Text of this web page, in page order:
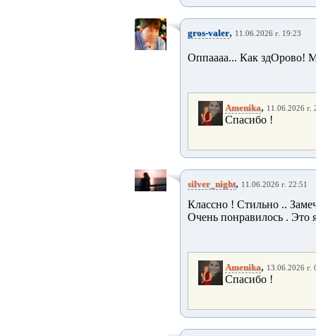
gros-valer, 11.06.2026 г. 19:23
Оппаааа... Как здОрово!
Amenika, 11.06.2026 г.
Спасибо !
silver_night, 11.06.2026 г. 22:51
Классно ! Стильно ..
Очень понравилось . Это
Amenika, 13.06.2026 г.
Спасибо !